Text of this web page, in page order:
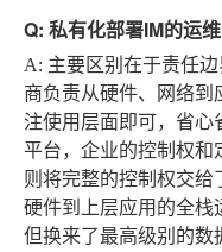
Q: 私有化部署IM的运
A: 主要区别在于责任
商负责从硬件、网络到
注使用层面即可，省心
平台，企业的控制权和
则将完整的控制权交给
硬件到上层应用的全栈
但换来了最高级别的数